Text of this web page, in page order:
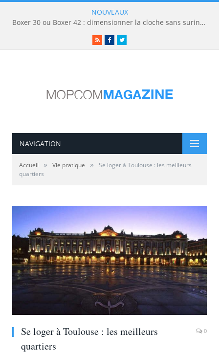
NOUVEAUX
Boxer 30 ou Boxer 42 : dimensionner la cloche sans surinvestir
RSSFacebookTwitter
NAVIGATION
Accueil » Vie pratique »
Se loger à Toulouse : les meilleurs
quartiers
Se loger à Toulouse : les meilleurs
quartiers
0